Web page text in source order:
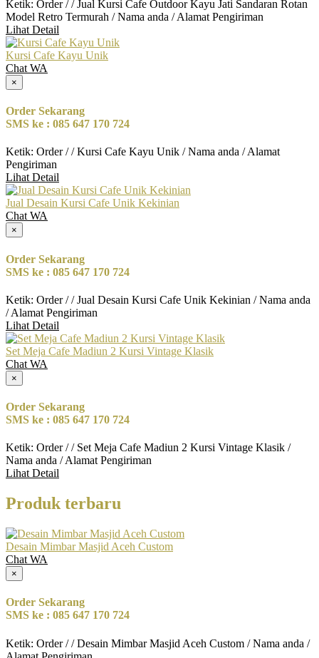
Ketik: Order / / Jual Kursi Cafe Outdoor Kayu Jati Sandaran Rotan
Model Retro Termurah / Nama anda / Alamat Pengiriman
Lihat Detail
Kursi Cafe Kayu Unik
Chat WA
×
Order Sekarang
SMS ke : 085 647 170 724
Ketik: Order / / Kursi Cafe Kayu Unik / Nama anda / Alamat
Pengiriman
Lihat Detail
Jual Desain Kursi Cafe Unik Kekinian
Chat WA
×
Order Sekarang
SMS ke : 085 647 170 724
Ketik: Order / / Jual Desain Kursi Cafe Unik Kekinian / Nama anda
/ Alamat Pengiriman
Lihat Detail
Set Meja Cafe Madiun 2 Kursi Vintage Klasik
Chat WA
×
Order Sekarang
SMS ke : 085 647 170 724
Ketik: Order / / Set Meja Cafe Madiun 2 Kursi Vintage Klasik /
Nama anda / Alamat Pengiriman
Lihat Detail
Produk terbaru
Desain Mimbar Masjid Aceh Custom
Chat WA
×
Order Sekarang
SMS ke : 085 647 170 724
Ketik: Order / / Desain Mimbar Masjid Aceh Custom / Nama anda /